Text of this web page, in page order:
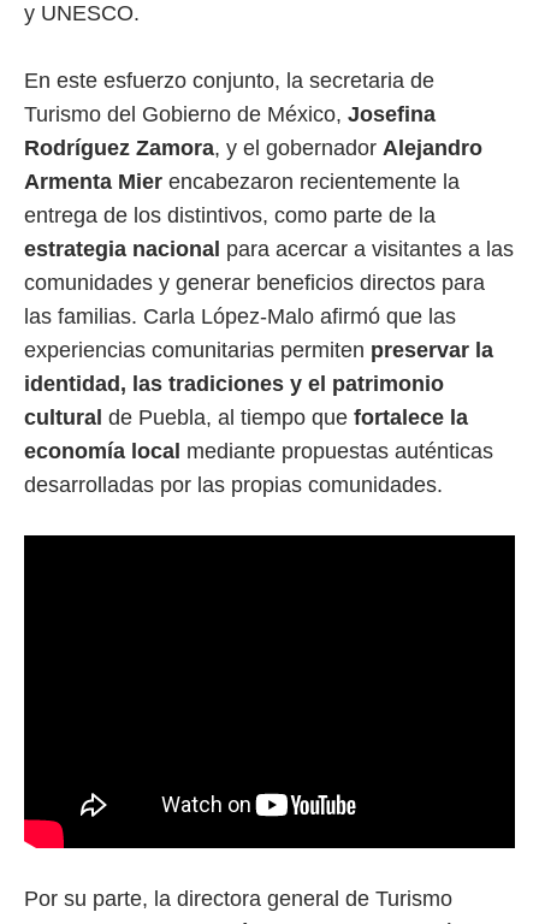
y UNESCO.
En este esfuerzo conjunto, la secretaria de
Turismo del Gobierno de México, Josefina
Rodríguez Zamora, y el gobernador Alejandro
Armenta Mier encabezaron recientemente la
entrega de los distintivos, como parte de la
estrategia nacional para acercar a visitantes a las
comunidades y generar beneficios directos para
las familias. Carla López-Malo afirmó que las
experiencias comunitarias permiten preservar la
identidad, las tradiciones y el patrimonio
cultural de Puebla, al tiempo que fortalece la
economía local mediante propuestas auténticas
desarrolladas por las propias comunidades.
Por su parte, la directora general de Turismo